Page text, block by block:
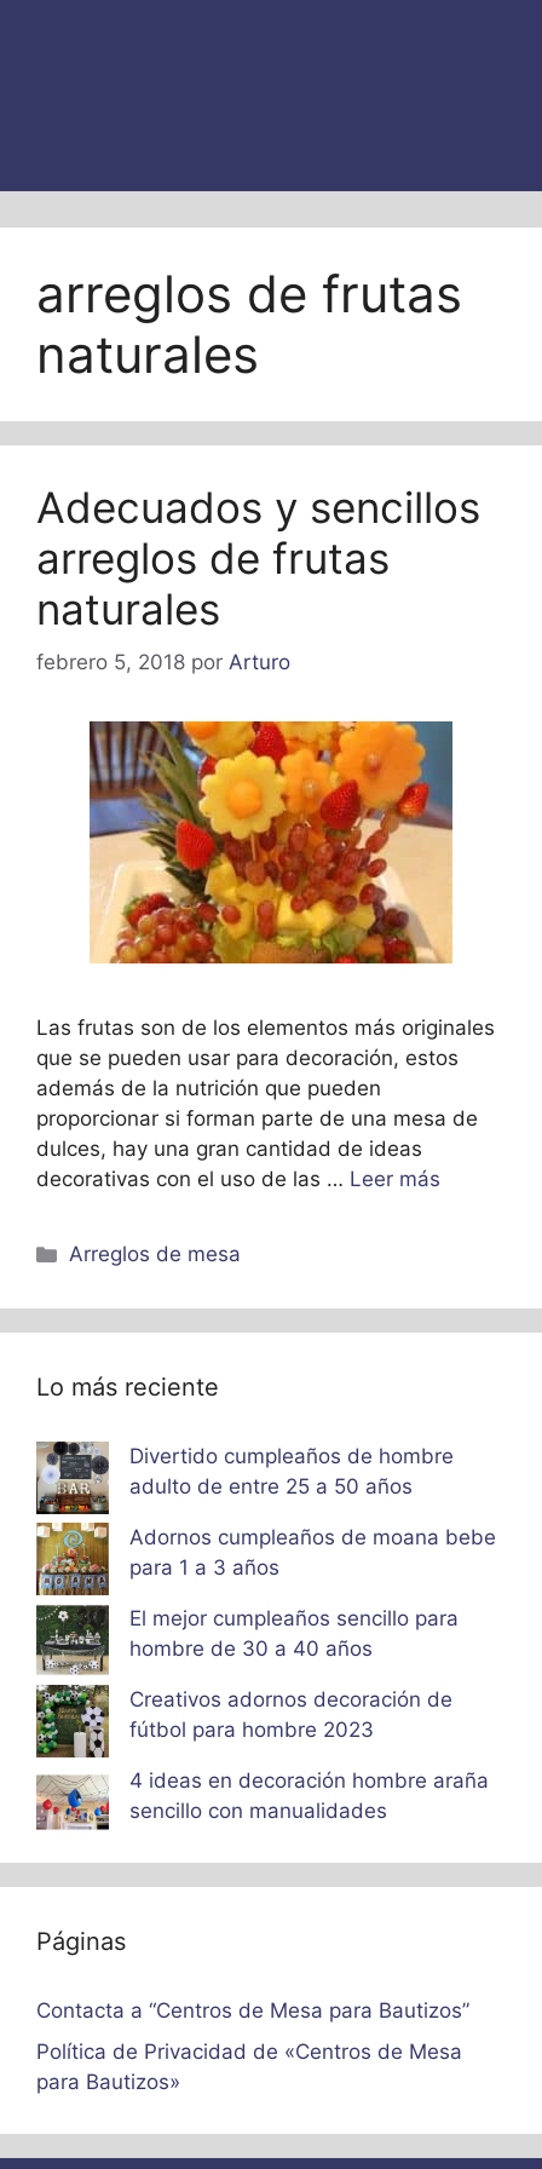
arreglos de frutas
naturales
Adecuados y sencillos
arreglos de frutas
naturales
febrero 5, 2018 por Arturo
Las frutas son de los elementos más originales
que se pueden usar para decoración, estos
además de la nutrición que pueden
proporcionar si forman parte de una mesa de
dulces, hay una gran cantidad de ideas
decorativas con el uso de las … Leer más
Categorías
Arreglos de mesa
Lo más reciente
Divertido cumpleaños de hombre
adulto de entre 25 a 50 años
Adornos cumpleaños de moana bebe
para 1 a 3 años
El mejor cumpleaños sencillo para
hombre de 30 a 40 años
Creativos adornos decoración de
fútbol para hombre 2023
4 ideas en decoración hombre araña
sencillo con manualidades
Páginas
Contacta a “Centros de Mesa para Bautizos”
Política de Privacidad de «Centros de Mesa
para Bautizos»